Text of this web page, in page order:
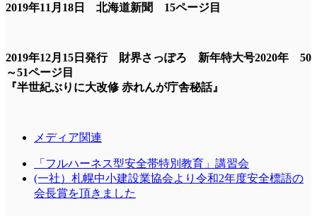
2019年11月18日 北海道新聞 15ページ目
2019年12月15日発行 財界さっぽろ 新年特大号2020年 50
～51ページ目
『半世紀ぶりに大改修 赤れんが庁舎秘話』
メディア関連
「フルハーネス型安全帯特別教育」講習会
(一社）札幌中小建設業協会より令和2年度安全標語の
会長賞を頂きました